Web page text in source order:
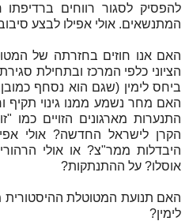
להפסיק לסגור רווחים ברדיפתו
המתנשאים. אולי אפילו לבצע
האם אנו חוזים בחזרתה של
הציוני כלפי המרכז ובתחילת
ביחס לימין (שגם הוא נסחף
האם מחר נשמע ממנו גינוי תקיף
התנערות מארגונים הזויים כמו
הקרן לישראל החדשה? אולי
היבדלות ממר"צ? או אולי
אוסלו? על ההתנתקות?
האם תנועת המטוטלת ההיסטורית
לימין?